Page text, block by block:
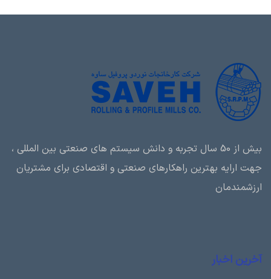
بیش از 50 سال تجربه و دانش سیستم های صنعتی بین المللی ،
جهت ارایه بهترین راهکارهای صنعتی و اقتصادی برای مشتریان
ارزشمندمان
آخرین اخبار